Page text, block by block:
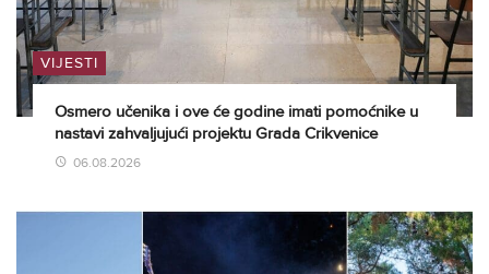
VIJESTI
Osmero učenika i ove će godine imati pomoćnike u
nastavi zahvaljujući projektu Grada Crikvenice
06.08.2026